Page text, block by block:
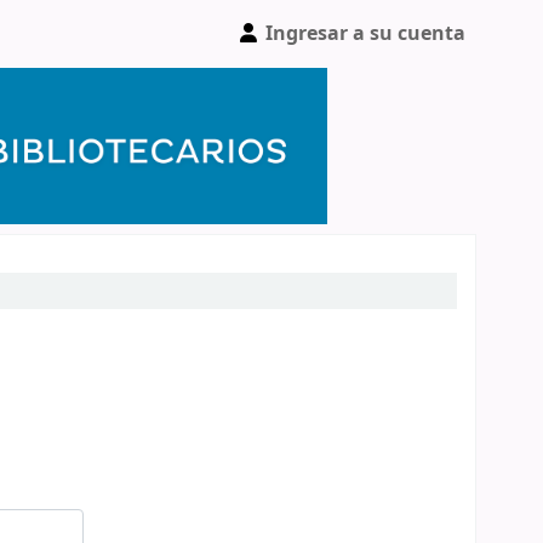
Ingresar a su cuenta